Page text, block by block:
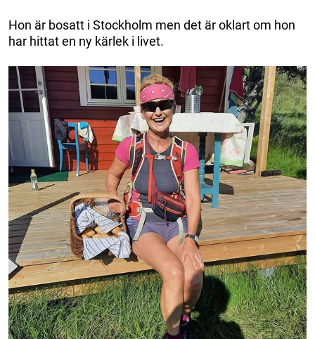
Hon är bosatt i Stockholm men det är oklart om hon
har hittat en ny kärlek i livet.